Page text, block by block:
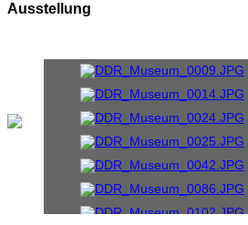
Ausstellung